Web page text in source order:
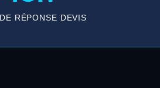
RÉPONSE DEVIS